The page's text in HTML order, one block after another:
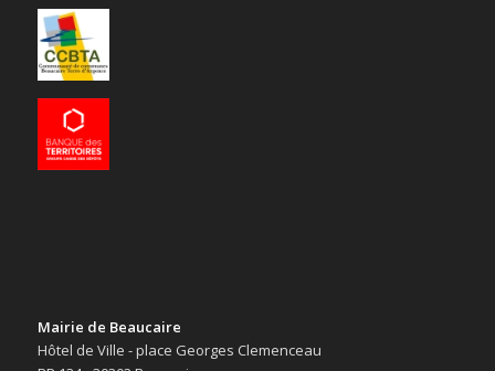
Mairie de Beaucaire
Hôtel de Ville - place Georges Clemenceau